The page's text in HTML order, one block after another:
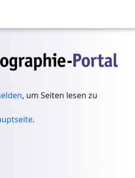
, um Seiten lesen zu
.